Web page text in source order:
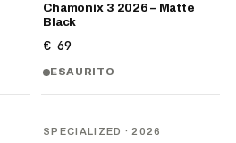
Chamonix 3 2026 – Matte
Black
€ 69
ESAURITO
SPECIALIZED · 2026